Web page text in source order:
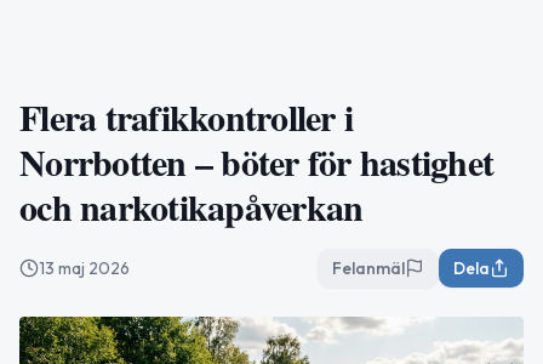
Flera trafikkontroller i
Norrbotten – böter för hastighet
och narkotikapåverkan
13 maj 2026 Felanmäl Dela